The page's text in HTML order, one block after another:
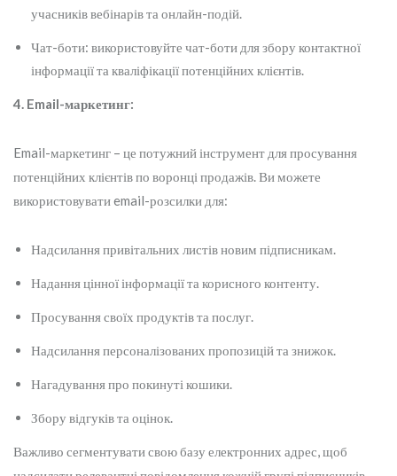
учасників вебінарів та онлайн-подій.
Чат-боти: використовуйте чат-боти для збору контактної
інформації та кваліфікації потенційних клієнтів.
4. Email-маркетинг:
Email-маркетинг – це потужний інструмент для просування
потенційних клієнтів по воронці продажів. Ви можете
використовувати email-розсилки для:
Надсилання привітальних листів новим підписникам.
Надання цінної інформації та корисного контенту.
Просування своїх продуктів та послуг.
Надсилання персоналізованих пропозицій та знижок.
Нагадування про покинуті кошики.
Збору відгуків та оцінок.
Важливо сегментувати свою базу електронних адрес, щоб